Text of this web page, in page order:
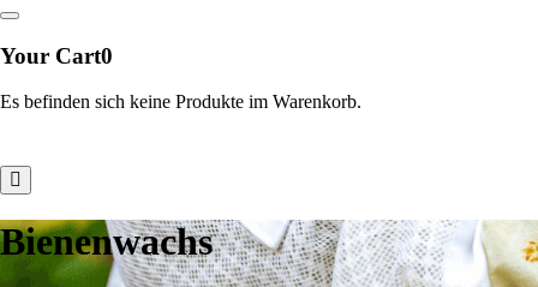
Your Cart0
Es befinden sich keine Produkte im Warenkorb.
Bienenwachs